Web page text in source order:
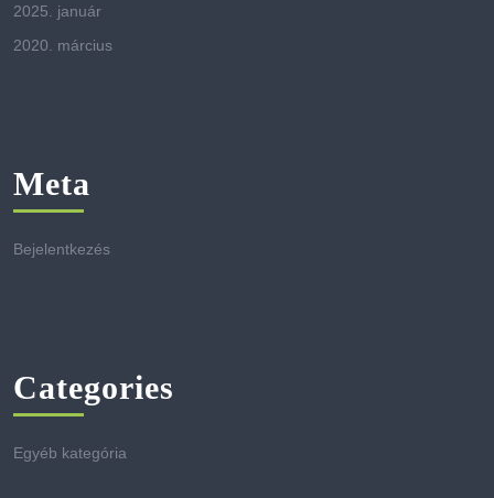
2025. január
2020. március
Meta
Bejelentkezés
Categories
Egyéb kategória